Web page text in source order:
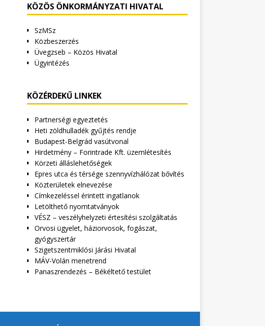
KÖZÖS ÖNKORMÁNYZATI HIVATAL
SzMSz
Közbeszerzés
Üvegzseb – Közös Hivatal
Ügyintézés
KÖZÉRDEKŰ LINKEK
Partnerségi egyeztetés
Heti zöldhulladék gyűjtés rendje
Budapest-Belgrád vasútvonal
Hirdetmény – Forintrade Kft. üzemlétesítés
Körzeti álláslehetőségek
Epres utca és térsége szennyvízhálózat bővítés
Közterületek elnevezése
Címkezeléssel érintett ingatlanok
Letölthető nyomtatványok
VÉSZ – veszélyhelyzeti értesítési szolgáltatás
Orvosi ügyelet, háziorvosok, fogászat,
gyógyszertár
Szigetszentmiklósi Járási Hivatal
MÁV-Volán menetrend
Panaszrendezés – Békéltető testület